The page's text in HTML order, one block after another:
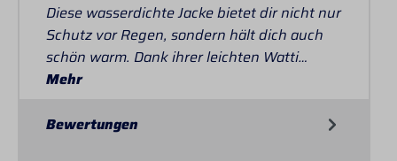
Diese wasserdichte Jacke bietet dir nicht nur
Schutz vor Regen, sondern hält dich auch
schön warm. Dank ihrer leichten Watti…
Mehr
Bewertungen